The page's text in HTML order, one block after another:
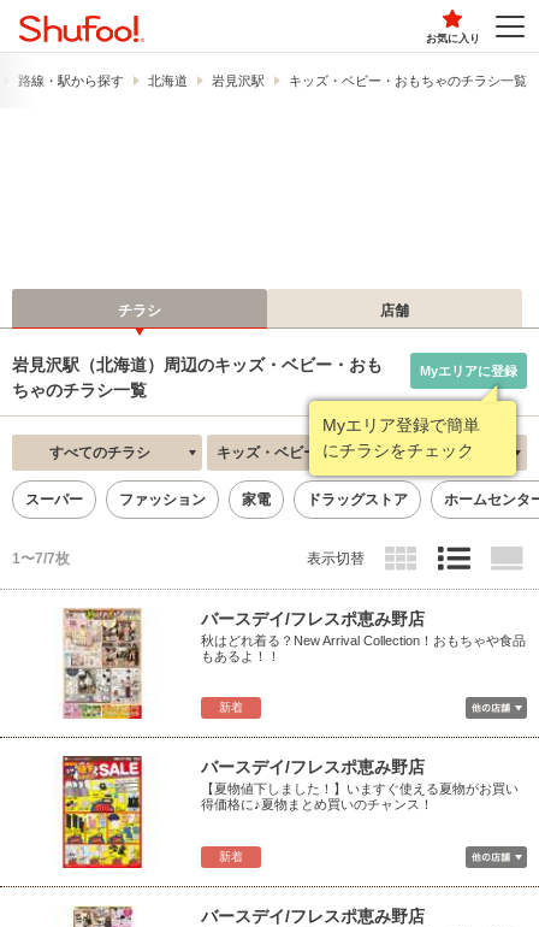
お気に入り
路線・駅から探す 北海道 岩見沢駅 キッズ・ベビー・おもちゃのチラシ一覧
チラシ 店舗
岩見沢駅（北海道）周辺のキッズ・ベビー・おも
ちゃのチラシ一覧
Myエリア登録で簡単
にチラシをチェック
Myエリアに登録
すべてのチラシ キッズ・ベビー・おもちゃ 新着順
スーパー ファッション 家電 ドラッグストア ホームセンタ
1〜7/7枚 表示切替
新着
バースデイ/フレスポ恵み野店
秋はどれ着る？New Arrival Collection！おもちゃや食品
もあるよ！！
新着
バースデイ/フレスポ恵み野店
【夏物値下しました！】いますぐ使える夏物がお買い
得価格に♪夏物まとめ買いのチャンス！
バースデイ/フレスポ恵み野店